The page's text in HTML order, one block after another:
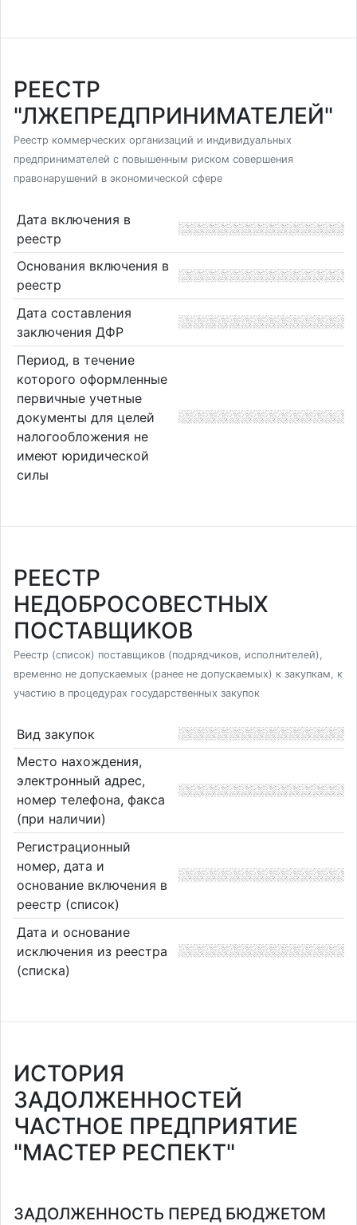
РЕЕСТР
"ЛЖЕПРЕДПРИНИМАТЕЛЕЙ"
Реестр коммерческих организаций и индивидуальных
предпринимателей с повышенным риском совершения
правонарушений в экономической сфере
Дата включения в
реестр
Основания включения в
реестр
Дата составления
заключения ДФР
Период, в течение
которого оформленные
первичные учетные
документы для целей
налогообложения не
имеют юридической
силы
РЕЕСТР
НЕДОБРОСОВЕСТНЫХ
ПОСТАВЩИКОВ
Реестр (список) поставщиков (подрядчиков, исполнителей),
временно не допускаемых (ранее не допускаемых) к закупкам, к
участию в процедурах государственных закупок
Вид закупок
Место нахождения,
электронный адрес,
номер телефона, факса
(при наличии)
Регистрационный
номер, дата и
основание включения в
реестр (список)
Дата и основание
исключения из реестра
(списка)
ИСТОРИЯ
ЗАДОЛЖЕННОСТЕЙ
ЧАСТНОЕ ПРЕДПРИЯТИЕ
"МАСТЕР РЕСПЕКТ"
ЗАДОЛЖЕННОСТЬ ПЕРЕД БЮДЖЕТОМ